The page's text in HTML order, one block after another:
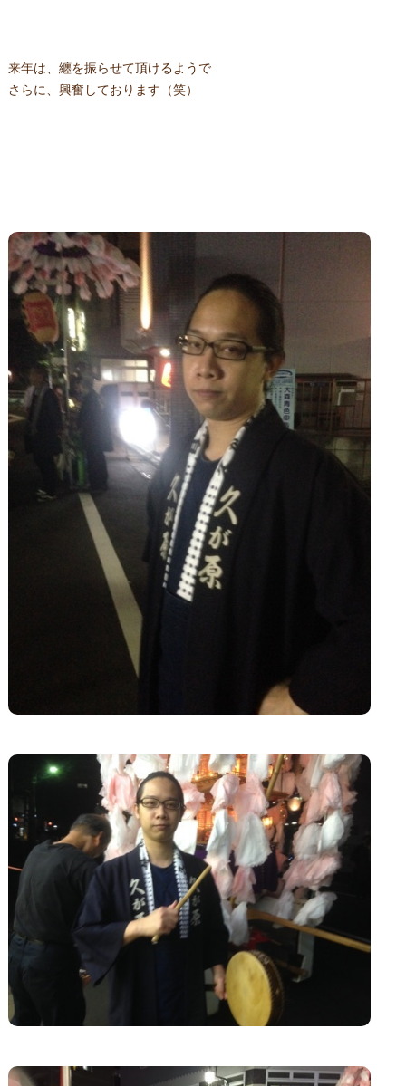
来年は、纏を振らせて頂けるようで
さらに、興奮しております（笑）